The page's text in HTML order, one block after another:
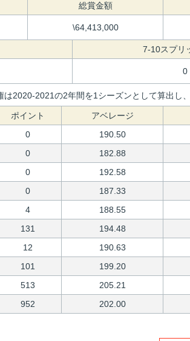
総賞金額
\64,413,000
7-10スプリ
0
2020-2021の2年間を1シーズンとして算出し、
ポイント アベレージ
0 190.50
0 182.88
0 192.58
0 187.33
4 188.55
131 194.48
12 190.63
101 199.20
513 205.21
952 202.00